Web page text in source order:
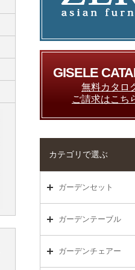
GISELE
無料カタロ
ご請求はこち
カテゴリで選ぶ
ガーデンセット
ガーデンセット（海
ガーデンテーブル
ガーデンテーブルTOP
ガーデンチェアー